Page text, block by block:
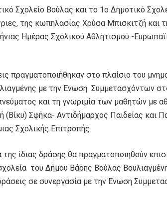
Σχολείο Βούλας και το 1ο Δημοτικό
της κωπηλασίας Χρύσα Μπισκιτζή και
Ημέρας Σχολικού Αθλητισμού -
πραγματοποιήθηκαν στο πλαίσιο του
με την Ένωση Συμμετασχόντων
και τη γνωριμία των μαθητών με
(Βίκυ) Σφήκα- Αντιδήμαρχος Παιδείας και
Σχολικής Επιτροπής.
της ίδιας δράσης θα πραγματοποιηθούν
του Δήμου Βάρης Βούλας
σε συνεργασία με την Ένωση